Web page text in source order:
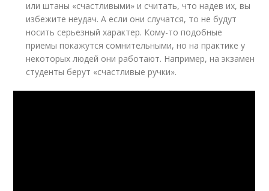
или штаны «счастливыми» и считать, что надев их, вы
избежите неудач. А если они случатся, то не будут
носить серьезный характер. Кому-то подобные
приемы покажутся сомнительными, но на практике у
некоторых людей они работают. Например, на экзамен
студенты берут «счастливые ручки».